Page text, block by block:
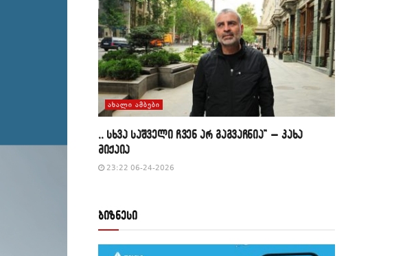
ᲐᲮᲐᲚᲘ ᲐᲛᲑᲔᲑᲘ
,, სხვა საშველი ჩვენ არ გაგვაჩნია” – კახა
მიქაია
23:22 06-24-2026
ბიზნესი